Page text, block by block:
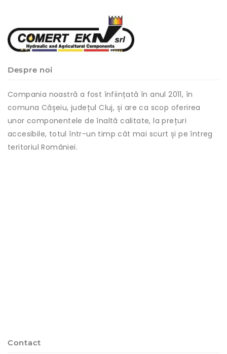
Despre noi
Compania noastră a fost înființată în anul 2011, în
comuna Cășeiu, județul Cluj, și are ca scop oferirea
unor componentele de înaltă calitate, la prețuri
accesibile, totul într-un timp cât mai scurt și pe întreg
teritoriul României.
Contact